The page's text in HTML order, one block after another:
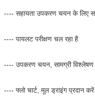
---- सहायता उपकरण चयन के लिए
---- पायलट परीक्षण चल रहा है
---- उपकरण चयन, सामग्री विश्लेषण
---- फ्लो चार्ट, मूल ड्राइंग प्रदान करें